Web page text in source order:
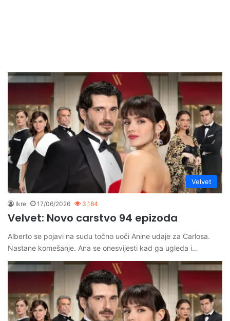
Velvet
Ikre 17/06/2026 3,184
Velvet: Novo carstvo 94 epizoda
Alberto se pojavi na sudu točno uoči Anine udaje za Carlosa.
Nastane komešanje. Ana se onesvijesti kad ga ugleda i…